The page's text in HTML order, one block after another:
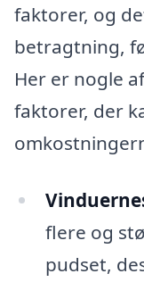
faktorer, og
betragtning,
Her er nogle
faktorer, der
flere og
pudset,